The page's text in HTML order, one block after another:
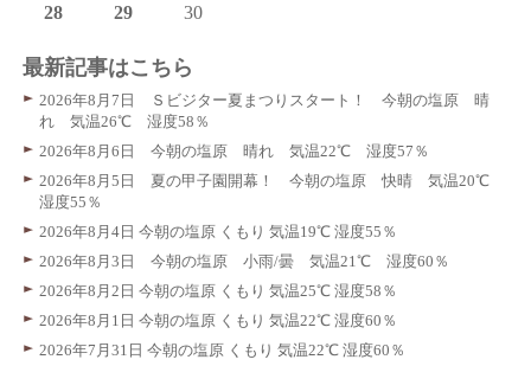
28
29 30
最新記事はこちら
2026年8月7日 Ｓビジター夏まつりスタート！ 今朝の塩原 晴
れ 気温26℃ 湿度58％
2026年8月6日 今朝の塩原 晴れ 気温22℃ 湿度57％
2026年8月5日 夏の甲子園開幕！ 今朝の塩原 快晴 気温20℃
湿度55％
2026年8月4日 今朝の塩原 くもり 気温19℃ 湿度55％
2026年8月3日 今朝の塩原 小雨/曇 気温21℃ 湿度60％
2026年8月2日 今朝の塩原 くもり 気温25℃ 湿度58％
2026年8月1日 今朝の塩原 くもり 気温22℃ 湿度60％
2026年7月31日 今朝の塩原 くもり 気温22℃ 湿度60％